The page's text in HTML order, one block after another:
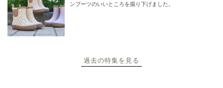
ンブーツのいいところを掘り下げました。
過去の特集を見る